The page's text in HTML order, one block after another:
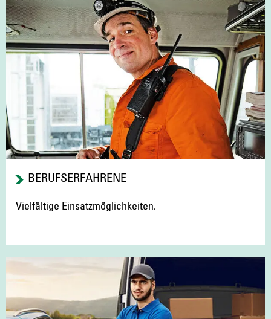
BERUFSERFAHRENE
Vielfältige Einsatzmöglichkeiten.